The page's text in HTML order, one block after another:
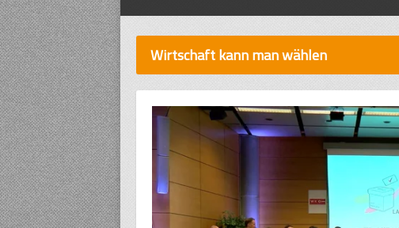
Wirtschaft kann man wählen